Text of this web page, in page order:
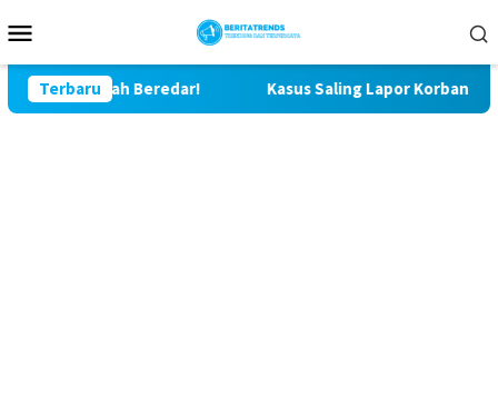
ke
Mobile
Terbaru
Beredar! Kasus Saling Lapor Korban Pencurian